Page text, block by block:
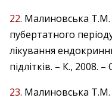
22. Малиновська Т.М.
пубертатного
лікування
підлітків. – К., 2008. –
23. Малиновська